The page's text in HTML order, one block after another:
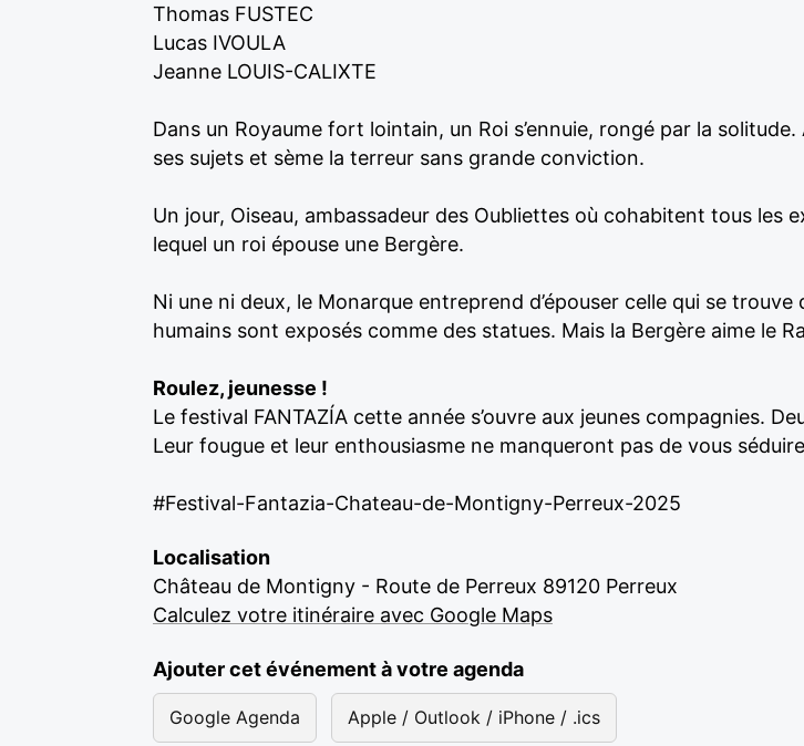
Thomas FUSTEC
Lucas IVOULA
Jeanne LOUIS-CALIXTE
Dans un Royaume fort lointain, un Roi s’ennuie, rongé par la
ses sujets et sème la terreur sans grande conviction.
Un jour, Oiseau, ambassadeur des Oubliettes où cohabitent tous les
lequel un roi épouse une Bergère.
Ni une ni deux, le Monarque entreprend d’épouser celle qui se trouve
humains sont exposés comme des statues. Mais la Bergère aime le
Roulez, jeunesse !
Le festival FANTAZÍA cette année s’ouvre aux jeunes compagnies.
Leur fougue et leur enthousiasme ne manqueront pas de vous
#Festival-Fantazia-Chateau-de-Montigny-Perreux-2025
Localisation
Château de Montigny - Route de Perreux 89120 Perreux
Calculez votre itinéraire avec Google Maps
Ajouter cet événement à votre agenda
Google Agenda Apple / Outlook / iPhone / .ics